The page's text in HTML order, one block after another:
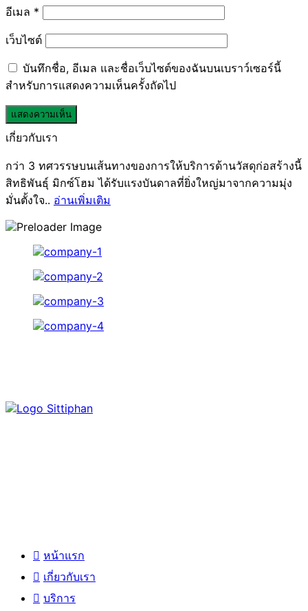
อีเมล *
เว็บไซต์
บันทึกชื่อ, อีเมล และชื่อเว็บไซต์ของฉันบนเบราว์เซอร์นี้
สำหรับการแสดงความเห็นครั้งถัดไป
เกี่ยวกับเรา
กว่า 3 ทศวรรษบนเส้นทางของการให้บริการด้านวัสดุก่อสร้างนี้
สิทธิพันธุ์ มิกซ์โฮม ได้รับแรงบันดาลที่ยิ่งใหญ่มาจากความมุ่ง
มั่นตั้งใจ.. อ่านเพิ่มเติม
หน้าแรก
เกี่ยวกับเรา
บริการ